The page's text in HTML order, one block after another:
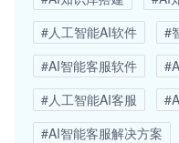
#人工智能AI软件
#
#AI智能客服软件
#人工智能AI客服
#AI智能客服解决方案